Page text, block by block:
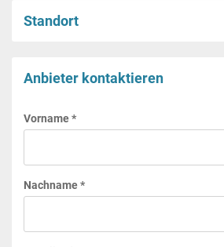
Standort
Anbieter kontaktieren
Vorname *
Nachname *